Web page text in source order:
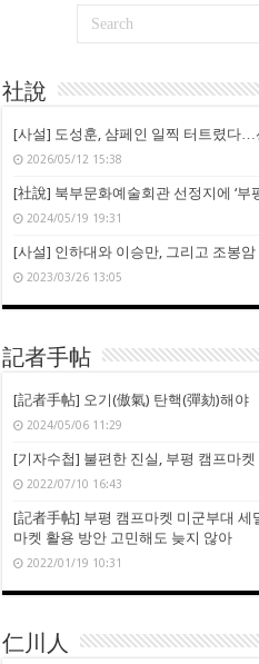
社說
[사설] 도성훈, 샴페인 일찍 터트렸다
2026/05/12 15:38
[社說] 북부문화예술회관 선정지에 ‘부
2024/05/19 19:31
[사설] 인하대와 이승만, 그리고 조봉암
2023/03/26 13:05
記者手帖
[記者手帖] 오기(傲氣) 탄핵(彈劾)해야
2024/05/06 11:29
[기자수첩] 불편한 진실, 부평 캠프마
2022/07/10 16:43
[記者手帖] 부평 캠프마켓 미군부대 세
마켓 활용 방안 고민해도 늦지 않아
2022/01/19 10:31
仁川人